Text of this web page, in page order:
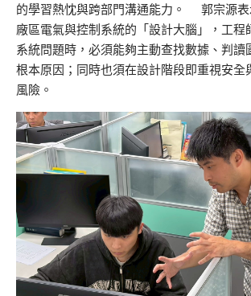
的學習熱忱與跨部門溝通能力。
郭宗源
廠區電氣與控制系統的「設計大腦」，工程
系統問題時，必須能夠主動查找數據、判讀
根本原因；同時也須在設計階段即重視安全
風險。